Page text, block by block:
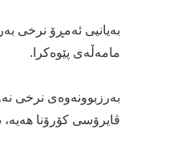
مامەڵەی پێوەکرا.
بەرزبوونەوەی نرخی
ڤایرۆسی کۆرۆنا هەیە،